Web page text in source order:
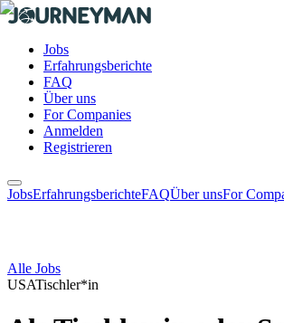
Jobs
Erfahrungsberichte
FAQ
Über uns
For Companies
Anmelden
Registrieren
JobsErfahrungsberichteFAQÜber unsFor
Alle Jobs
USATischler*in